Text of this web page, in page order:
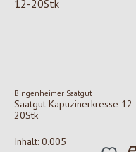
Bingenheimer Saatgut
Saatgut Kapuzinerkresse 12-
20Stk
Inhalt: 0.005